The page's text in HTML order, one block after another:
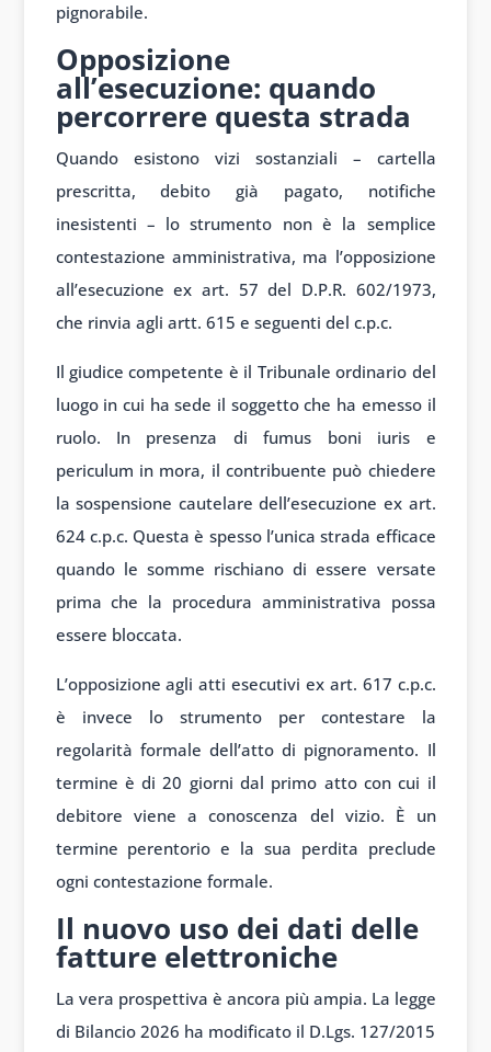
pignorabile.
Opposizione
all’esecuzione: quando
percorrere questa strada
Quando esistono vizi sostanziali – cartella
prescritta, debito già pagato, notifiche
inesistenti – lo strumento non è la semplice
contestazione amministrativa, ma l’opposizione
all’esecuzione ex art. 57 del D.P.R. 602/1973,
che rinvia agli artt. 615 e seguenti del c.p.c.
Il giudice competente è il Tribunale ordinario del
luogo in cui ha sede il soggetto che ha emesso il
ruolo. In presenza di fumus boni iuris e
periculum in mora, il contribuente può chiedere
la sospensione cautelare dell’esecuzione ex art.
624 c.p.c. Questa è spesso l’unica strada efficace
quando le somme rischiano di essere versate
prima che la procedura amministrativa possa
essere bloccata.
L’opposizione agli atti esecutivi ex art. 617 c.p.c.
è invece lo strumento per contestare la
regolarità formale dell’atto di pignoramento. Il
termine è di 20 giorni dal primo atto con cui il
debitore viene a conoscenza del vizio. È un
termine perentorio e la sua perdita preclude
ogni contestazione formale.
Il nuovo uso dei dati delle
fatture elettroniche
La vera prospettiva è ancora più ampia. La legge
di Bilancio 2026 ha modificato il D.Lgs. 127/2015